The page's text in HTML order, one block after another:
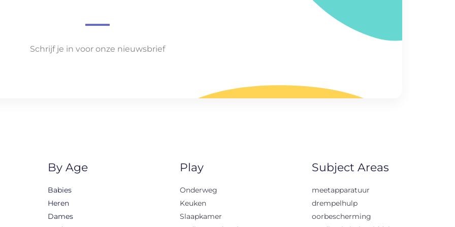
Schrijf je in voor onze nieuwsbrief
By Age
Babies
Heren
Dames
Play
Onderweg
Keuken
Slaapkamer
Subject Areas
meetapparatuur
drempelhulp
oorbescherming